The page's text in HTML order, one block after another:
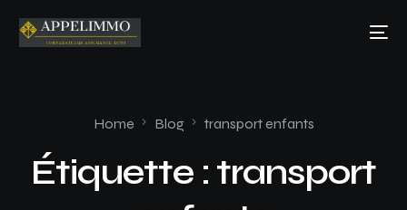
Home Blog transport enfants
Étiquette : transport